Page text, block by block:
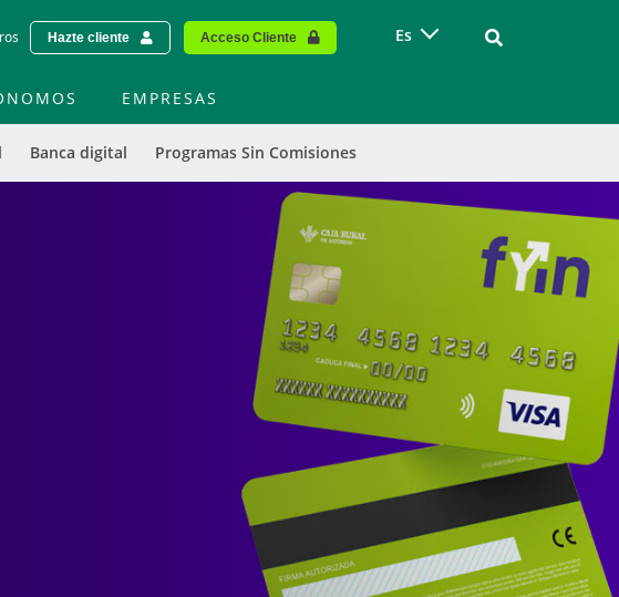
Hazte cliente Acceso Cliente Es Vinculo -
Banca digital Programas Sin Comisiones
EMPRESAS